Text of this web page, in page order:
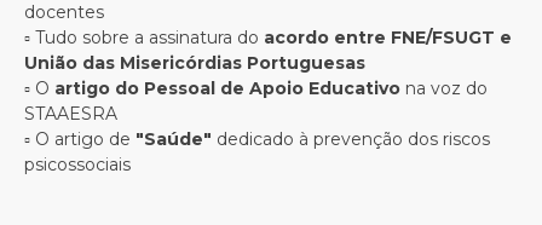
docentes
▫️ Tudo sobre a assinatura do acordo entre FNE/FSUGT e
União das Misericórdias Portuguesas
▫️ O artigo do Pessoal de Apoio Educativo na voz do
STAAESRA
▫️ O artigo de "Saúde" dedicado à prevenção dos riscos
psicossociais